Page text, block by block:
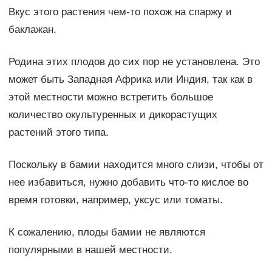
Вкус этого растения чем-то похож на спаржу и
баклажан.
Родина этих плодов до сих пор не установлена. Это
может быть Западная Африка или Индия, так как в
этой местности можно встретить большое
количество окультуренных и дикорастущих
растений этого типа.
Поскольку в бамии находится много слизи, чтобы от
нее избавиться, нужно добавить что-то кислое во
время готовки, например, уксус или томаты.
К сожалению, плоды бамии не являются
популярными в нашей местности.